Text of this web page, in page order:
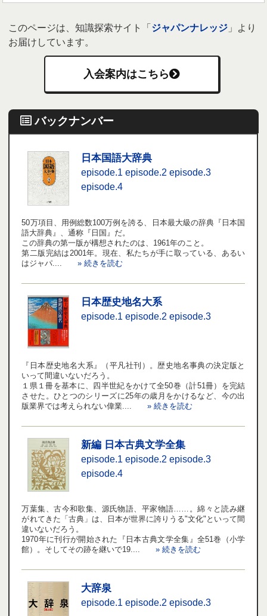
このページは、知識探索サイト「 ジャパンナレッジ 」より
お届けしています。
入会案内はこちら
バックナンバー
日本国語大辞典
episode.1 episode.2 episode.3
episode.4
50万項目、用例総数100万例を誇る、日本最大級の辞典『日本国
語大辞典』、通称『日国』だ。
この辞典の第一版が構想されたのは、1961年のこと。
第二版完結は2001年。現在、私たちが手に取っている、あるい
はジャパ....» 続きを読む
日本歴史地名大系
episode.1 episode.2 episode.3
『日本歴史地名大系』（平凡社刊）。歴史地名事典の決定版と
いって間違いないだろう。
１県１冊を基本に、四半世紀をかけて全50巻（計51冊）を完結
させた。ひとつのシリーズに25年の歳月をかけるなど、今の出
版業界では考えられない偉業....» 続きを読む
新編 日本古典文学全集
episode.1 episode.2 episode.3
episode.4
万葉集、古今和歌集、源氏物語、平家物語……。綿々と読み継
がれてきた「古典」は、日本が世界に誇りうる"文化"といって間
違いないだろう。
1970年に刊行が開始された『日本古典文学全集』全51巻（小学
館）。そしてその跡を継いで19....» 続きを読む
大辞泉
episode.1 episode.2 episode.3